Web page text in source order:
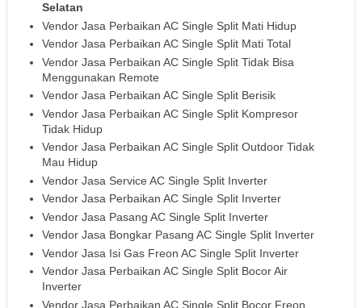
Selatan
Vendor Jasa Perbaikan AC Single Split Mati Hidup
Vendor Jasa Perbaikan AC Single Split Mati Total
Vendor Jasa Perbaikan AC Single Split Tidak Bisa
Menggunakan Remote
Vendor Jasa Perbaikan AC Single Split Berisik
Vendor Jasa Perbaikan AC Single Split Kompresor
Tidak Hidup
Vendor Jasa Perbaikan AC Single Split Outdoor Tidak
Mau Hidup
Vendor Jasa Service AC Single Split Inverter
Vendor Jasa Perbaikan AC Single Split Inverter
Vendor Jasa Pasang AC Single Split Inverter
Vendor Jasa Bongkar Pasang AC Single Split Inverter
Vendor Jasa Isi Gas Freon AC Single Split Inverter
Vendor Jasa Perbaikan AC Single Split Bocor Air
Inverter
Vendor Jasa Perbaikan AC Single Split Bocor Freon